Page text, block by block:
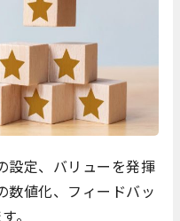
設定、バリューを発揮
数値化、フィードバッ
。